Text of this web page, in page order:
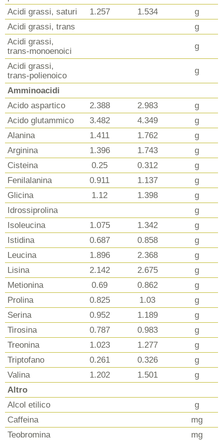
Acidi grassi, saturi
1.257 1.534
g
Acidi grassi, trans
g
Acidi grassi,
trans-monoenoici
g
Acidi grassi,
trans-polienoico
g
Amminoacidi
Acido aspartico
2.388 2.983
g
Acido glutammico
3.482 4.349
g
Alanina
1.411 1.762
g
Arginina
1.396 1.743
g
Cisteina
0.25 0.312
g
Fenilalanina
0.911 1.137
g
Glicina
1.12 1.398
g
Idrossiprolina
g
Isoleucina
1.075 1.342
g
Istidina
0.687 0.858
g
Leucina
1.896 2.368
g
Lisina
2.142 2.675
g
Metionina
0.69 0.862
g
Prolina
0.825 1.03
g
Serina
0.952 1.189
g
Tirosina
0.787 0.983
g
Treonina
1.023 1.277
g
Triptofano
0.261 0.326
g
Valina
1.202 1.501
g
Altro
Alcol etilico
g
Caffeina
mg
Teobromina
mg